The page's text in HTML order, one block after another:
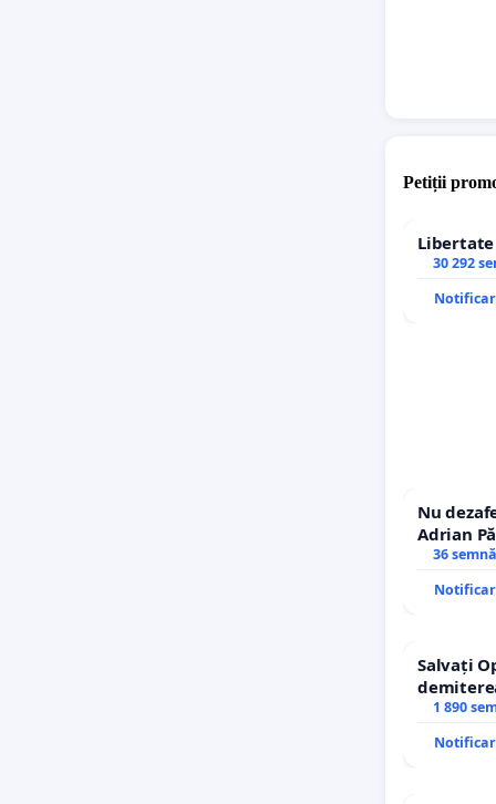
Petiții
Libertate
30 292
Nu
Adrian
Icoanei!
36
Salvați
Petrean
1 890